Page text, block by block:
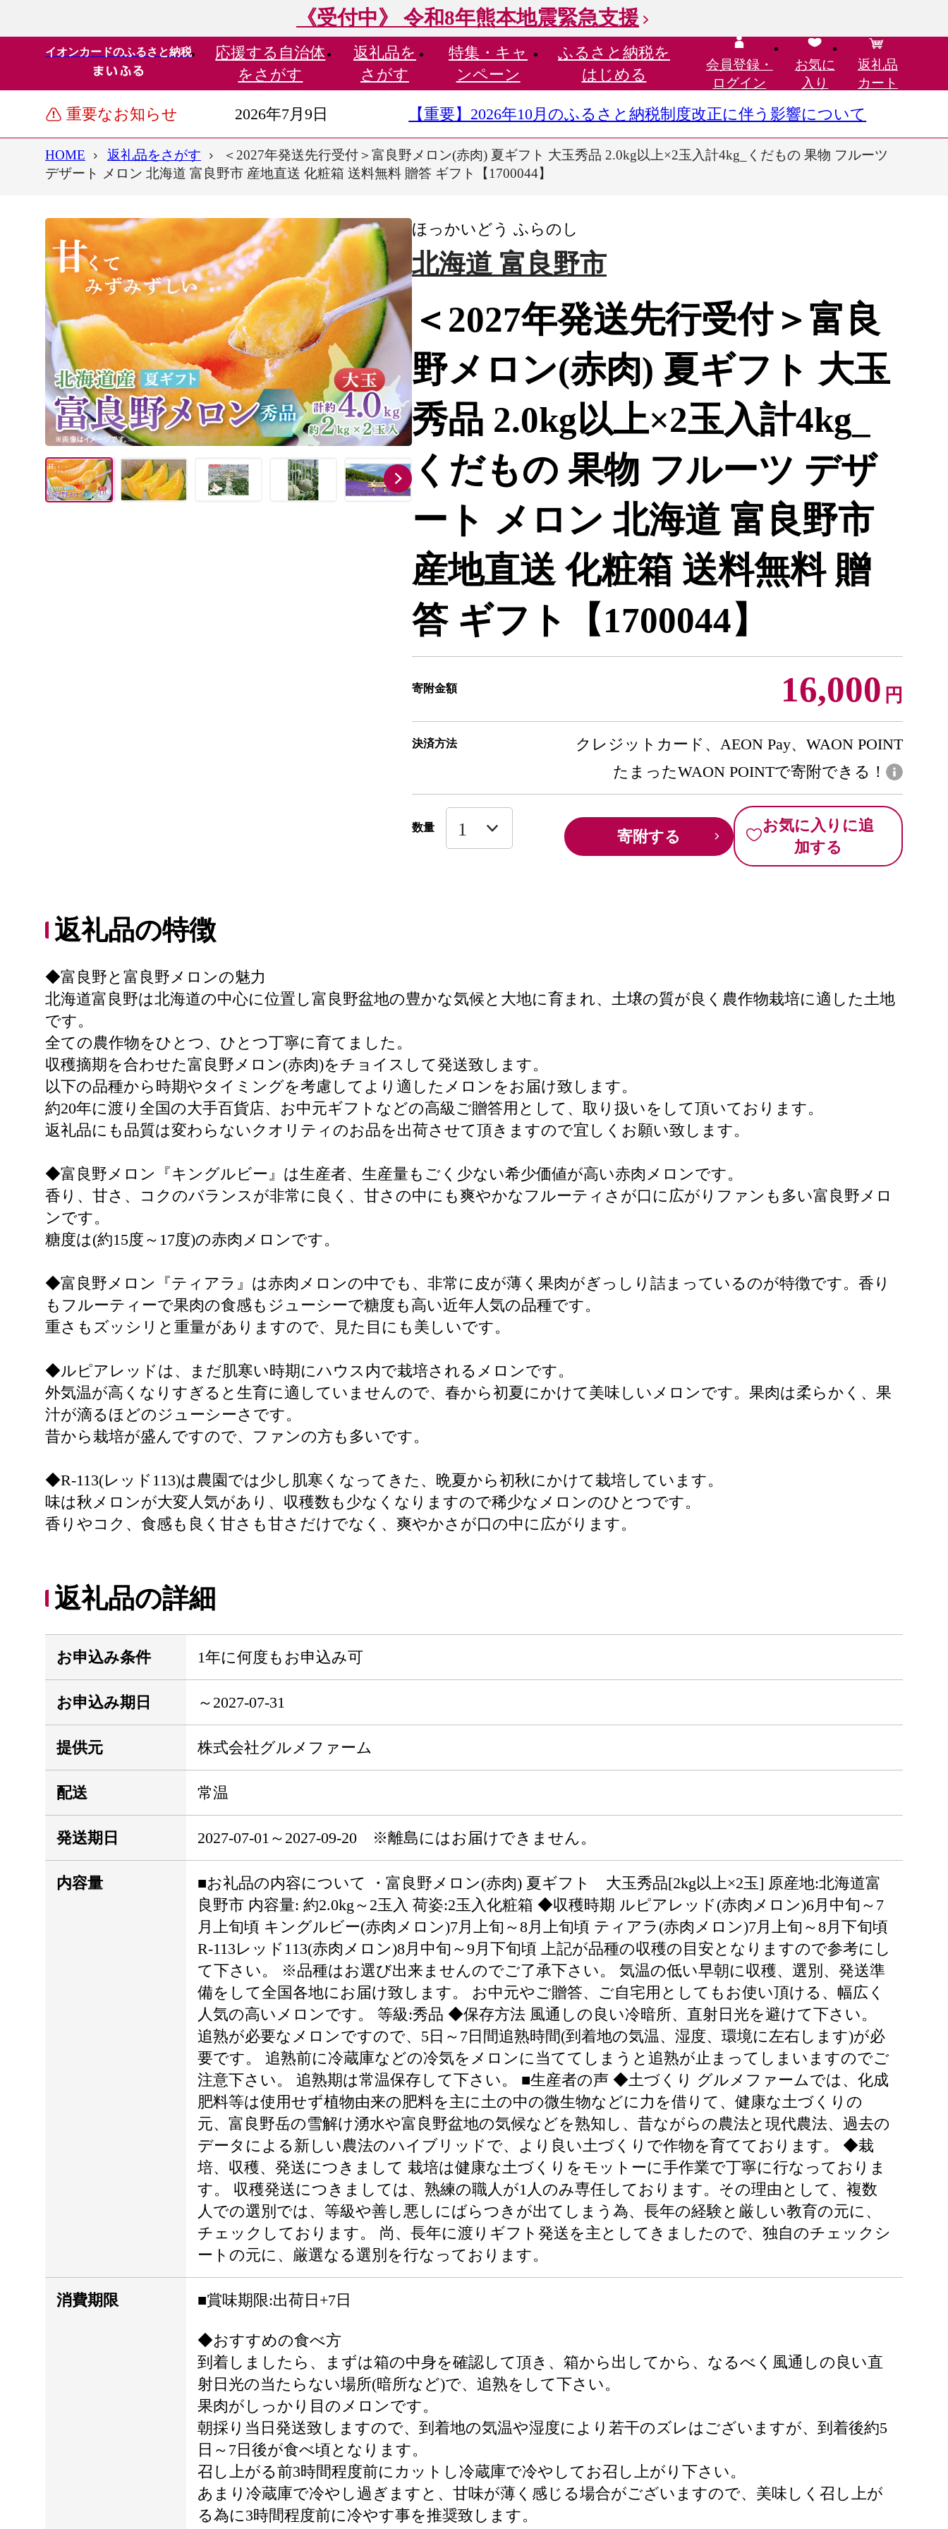
《受付中》 令和8年熊本地震緊急支援
イオンカードのふるさと納税 応援する 自治体
をさがす
返礼品を
さがす
特集・ キャ
ンペーン
ふるさと納税を
はじめる
会員登録・
ログイン
お気に
入り
返礼品
カート
重要なお知らせ 2026年7月9日 【重要】2026年10月のふるさと納税制度改正に伴う影響について
HOME 返礼品をさがす
＜2027年発送先行受付＞富良野メロン(赤肉) 夏ギフト 大玉秀品 2.0kg以上×2玉入計4kg_くだもの 果物 フルーツ
デザート メロン 北海道 富良野市 産地直送 化粧箱 送料無料 贈答 ギフト【1700044】
ほっかいどう ふらのし
北海道 富良野市
＜2027年発送先行受付＞富良
野メロン(赤肉) 夏ギフト 大玉
秀品 2.0kg以上×2玉入計4kg_
くだもの 果物 フルーツ デザ
ート メロン 北海道 富良野市
産地直送 化粧箱 送料無料 贈
答 ギフト【1700044】
寄附金額 16,000 円
決済方法
クレジットカード、AEON Pay、WAON POINT
たまったWAON POINTで寄附できる！
数量 寄附する
お気に入りに追
加する
返礼品の特徴
◆富良野と富良野メロンの魅力
北海道富良野は北海道の中心に位置し富良野盆地の豊かな気候と大地に育まれ、土壌の質が良く農作物栽培に適した土地
です。
全ての農作物をひとつ、ひとつ丁寧に育てました。
収穫摘期を合わせた富良野メロン(赤肉)をチョイスして発送致します。
以下の品種から時期やタイミングを考慮してより適したメロンをお届け致します。
約20年に渡り全国の大手百貨店、お中元ギフトなどの高級ご贈答用として、取り扱いをして頂いております。
返礼品にも品質は変わらないクオリティのお品を出荷させて頂きますので宜しくお願い致します。
◆富良野メロン『キングルビー』は生産者、生産量もごく少ない希少価値が高い赤肉メロンです。
香り、甘さ、コクのバランスが非常に良く、甘さの中にも爽やかなフルーティさが口に広がりファンも多い富良野メロ
ンです。
糖度は(約15度～17度)の赤肉メロンです。
◆富良野メロン『ティアラ』は赤肉メロンの中でも、非常に皮が薄く果肉がぎっしり詰まっているのが特徴です。香り
もフルーティーで果肉の食感もジューシーで糖度も高い近年人気の品種です。
重さもズッシリと重量がありますので、見た目にも美しいです。
◆ルピアレッドは、まだ肌寒い時期にハウス内で栽培されるメロンです。
外気温が高くなりすぎると生育に適していませんので、春から初夏にかけて美味しいメロンです。果肉は柔らかく、果
汁が滴るほどのジューシーさです。
昔から栽培が盛んですので、ファンの方も多いです。
◆R-113(レッド113)は農園では少し肌寒くなってきた、晩夏から初秋にかけて栽培しています。
味は秋メロンが大変人気があり、収穫数も少なくなりますので稀少なメロンのひとつです。
香りやコク、食感も良く甘さも甘さだけでなく、爽やかさが口の中に広がります。
返礼品の詳細
お申込み条件 1年に何度もお申込み可
お申込み期日 ～2027-07-31
提供元 株式会社グルメファーム
配送 常温
発送期日 2027-07-01～2027-09-20 ※離島にはお届けできません。
内容量
■お礼品の内容について ・富良野メロン(赤肉) 夏ギフト 大玉秀品[2kg以上×2玉] 原産地:北海道富
良野市 内容量: 約2.0kg～2玉入 荷姿:2玉入化粧箱 ◆収穫時期 ルピアレッド(赤肉メロン)6月中旬～7
月上旬頃 キングルビー(赤肉メロン)7月上旬～8月上旬頃 ティアラ(赤肉メロン)7月上旬～8月下旬頃
R-113レッド113(赤肉メロン)8月中旬～9月下旬頃 上記が品種の収穫の目安となりますので参考にし
て下さい。 ※品種はお選び出来ませんのでご了承下さい。 気温の低い早朝に収穫、選別、発送準
備をして全国各地にお届け致します。 お中元やご贈答、ご自宅用としてもお使い頂ける、幅広く
人気の高いメロンです。 等級:秀品 ◆保存方法 風通しの良い冷暗所、直射日光を避けて下さい。
追熟が必要なメロンですので、5日～7日間追熟時間(到着地の気温、湿度、環境に左右します)が必
要です。 追熟前に冷蔵庫などの冷気をメロンに当ててしまうと追熟が止まってしまいますのでご
注意下さい。 追熟期は常温保存して下さい。 ■生産者の声 ◆土づくり グルメファームでは、化成
肥料等は使用せず植物由来の肥料を主に土の中の微生物などに力を借りて、健康な土づくりの
元、富良野岳の雪解け湧水や富良野盆地の気候などを熟知し、昔ながらの農法と現代農法、過去の
データによる新しい農法のハイブリッドで、より良い土づくりで作物を育てております。 ◆栽
培、収穫、発送につきまして 栽培は健康な土づくりをモットーに手作業で丁寧に行なっておりま
す。 収穫発送につきましては、熟練の職人が1人のみ専任しております。その理由として、複数
人での選別では、等級や善し悪しにばらつきが出てしまう為、長年の経験と厳しい教育の元に、
チェックしております。 尚、長年に渡りギフト発送を主としてきましたので、独自のチェックシ
ートの元に、厳選なる選別を行なっております。
消費期限 ■賞味期限:出荷日+7日
◆おすすめの食べ方
到着しましたら、まずは箱の中身を確認して頂き、箱から出してから、なるべく風通しの良い直
射日光の当たらない場所(暗所など)で、追熟をして下さい。
果肉がしっかり目のメロンです。
朝採り当日発送致しますので、到着地の気温や湿度により若干のズレはございますが、到着後約5
日～7日後が食べ頃となります。
召し上がる前3時間程度前にカットし冷蔵庫で冷やしてお召し上がり下さい。
あまり冷蔵庫で冷やし過ぎますと、甘味が薄く感じる場合がございますので、美味しく召し上が
る為に3時間程度前に冷やす事を推奨致します。